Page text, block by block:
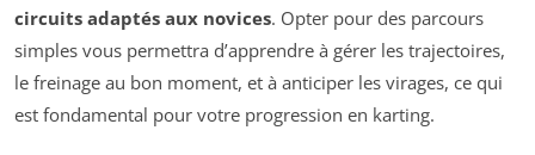
circuits adaptés aux novices. Opter pour des parcours
simples vous permettra d’apprendre à gérer les trajectoires,
le freinage au bon moment, et à anticiper les virages, ce qui
est fondamental pour votre progression en karting.